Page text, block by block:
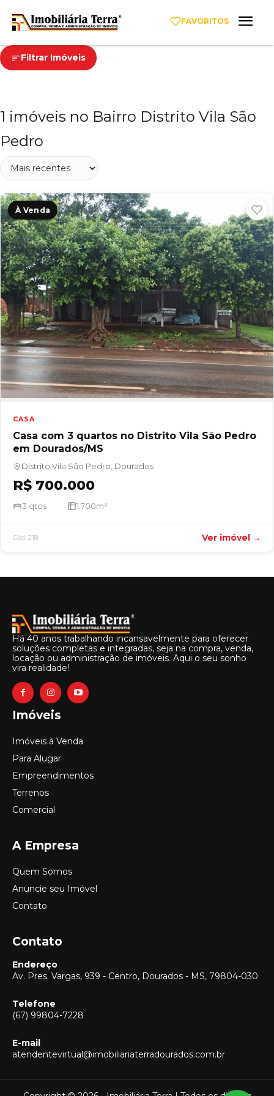
FAVORITOS
Filtrar Imóveis
1 imóveis no Bairro Distrito Vila São
Pedro
À Venda
CASA
Casa com 3 quartos no Distrito Vila São Pedro
em Dourados/MS
Distrito Vila São Pedro, Dourados
R$ 700.000
3 qtos 1.700m²
Cód. 218 Ver imóvel →
Há 40 anos trabalhando incansavelmente para oferecer
soluções completas e integradas, seja na compra, venda,
locação ou administração de imóveis. Aqui o seu sonho
vira realidade!
Imóveis
Imóveis à Venda
Para Alugar
Empreendimentos
Terrenos
Comercial
A Empresa
Quem Somos
Anuncie seu Imóvel
Contato
Contato
Endereço
Av. Pres. Vargas, 939 - Centro, Dourados - MS, 79804-030
Telefone
(67) 99804-7228
E-mail
atendentevirtual@imobiliariaterradourados.com.br
Vendas
(67) 99804-7228
Locação
(67) 99804-7228